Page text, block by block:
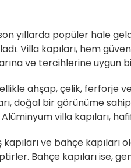
yıllarda popüler hale
Villa kapıları, hem
ve tercihlerine uygun
ahşap, çelik, ferforje
doğal bir görünüme
villa kapıları,
kapıları ve bahçe
Bahçe kapıları ise,